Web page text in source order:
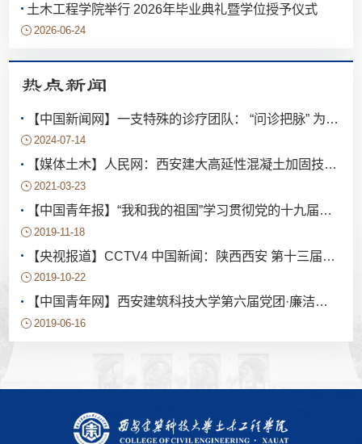
土木工程学院举行 2026年毕业典礼暨学位授予仪式
2026-06-24
热点新闻
2024-07-14
【媒体土木】人民网：西安建大高延性混凝土加固技术助力农房抗震
2021-03-23
【中国青年报】“我和我的祖国”学习贯彻党的十九届四中全会精神百姓宣讲团走进陕西
2019-11-18
2019-10-22
【中国青年网】西安建筑科技大学第六届党团·廉洁知识竞赛总决赛举行
2019-06-16